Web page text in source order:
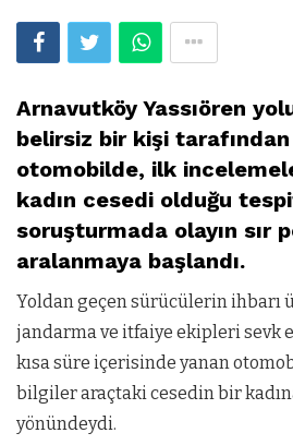
Arnavutköy Yassıören
belirsiz bir kişi
otomobilde, ilk
kadın cesedi olduğu
soruşturmada olayın sır
aralanmaya başlandı.
Yoldan geçen sürücülerin ihbarı
jandarma ve itfaiye ekipleri sevk
kısa süre içerisinde yanan
bilgiler araçtaki cesedin bir
yönündeydi.